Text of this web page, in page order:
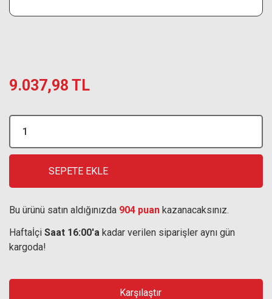
9.037,98 TL
SEPETE EKLE
Bu ürünü satın aldığınızda 904 puan kazanacaksınız.
Haftaİçi Saat 16:00'a kadar verilen siparişler aynı gün
kargoda!
Karşılaştır